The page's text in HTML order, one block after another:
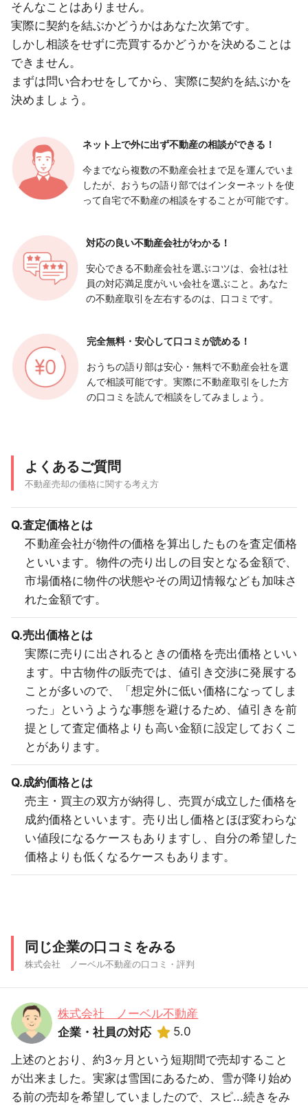
そんなことはありません。
実際に契約を結ぶかどうかはあなた次第です。
しかし相談をせずに売買するかどうかを決めることは
できません。
まずは問い合わせをしてから、実際に契約を結ぶかを
決めましょう。
ネット上で外に出ず不動産の相談ができる！
今までなら複数の不動産会社まで足を運んでいま
したが、おうちの語り部ではインターネットを使
って自宅で不動産の相談をすることが可能です。
対応の良い不動産会社がわかる！
安心できる不動産会社を選ぶコツは、会社は社
員の対応満足度がいい会社を選ぶこと。あなた
の不動産取引を左右するのは、口コミです。
完全無料・安心して口コミが読める！
おうちの語り部は安心・無料で不動産会社を選
んで相談可能です。実際に不動産取引をした方
の口コミを読んで相談をしてみましょう。
よくあるご質問
不動産売却の価格に関する考え方
Q.査定価格とは
不動産会社が物件の価格を算出したものを査定価格
といいます。物件の売り出しの目安となる金額で、
市場価格に物件の状態やその周辺情報なども加味さ
れた金額です。
Q.売出価格とは
実際に売りに出されるときの価格を売出価格といい
ます。中古物件の販売では、値引き交渉に発展する
ことが多いので、「想定外に低い価格になってしま
った」というような事態を避けるため、値引きを前
提として査定価格よりも高い金額に設定しておくこ
とがあります。
Q.成約価格とは
売主・買主の双方が納得し、売買が成立した価格を
成約価格といいます。売り出し価格とほぼ変わらな
い値段になるケースもありますし、自分の希望した
価格よりも低くなるケースもあります。
同じ企業の口コミをみる
株式会社 ノーベル不動産の口コミ・評判
株式会社 ノーベル不動産
企業・社員の対応
5.0
上述のとおり、約3ヶ月という短期間で売却すること
が出来ました。実家は雪国にあるため、雪が降り始め
る前の売却を希望していましたので、スピ...続きをみ